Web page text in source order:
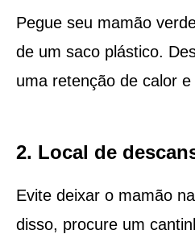
Pegue seu mamão
de um saco plástico.
uma retenção de calor e
2. Local de
Evite deixar o mamão
disso, procure um